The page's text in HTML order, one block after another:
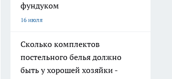
фундуком
16 июля
Сколько комплектов
постельного белья должно
быть у хорошей хозяйки -